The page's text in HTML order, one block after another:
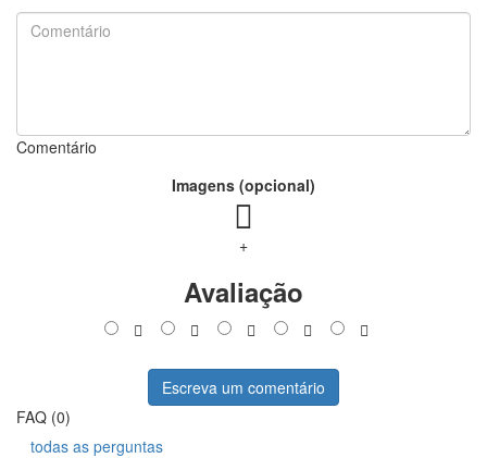
Comentário
Imagens (opcional)
+
Avaliação
Escreva um comentário
FAQ (0)
todas as perguntas